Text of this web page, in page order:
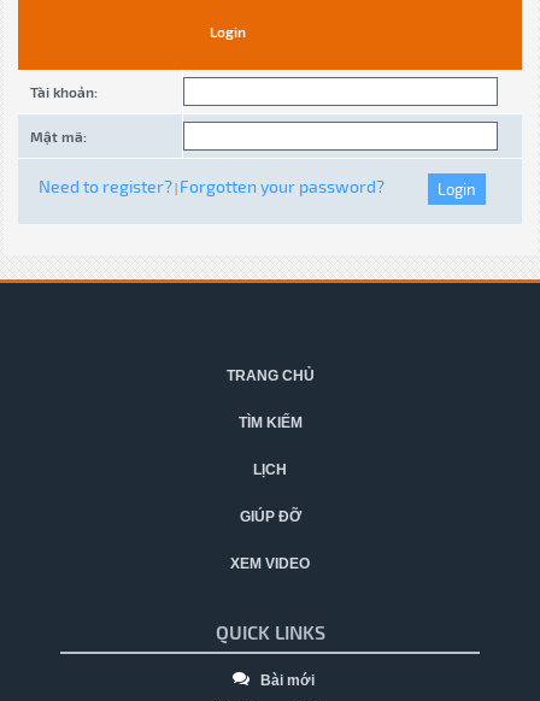
Login
Tài khoản:
Mật mã:
Need to register? Forgotten your password?
TRANG CHỦ
TÌM KIẾM
LỊCH
GIÚP ĐỠ
XEM VIDEO
QUICK LINKS
Bài mới